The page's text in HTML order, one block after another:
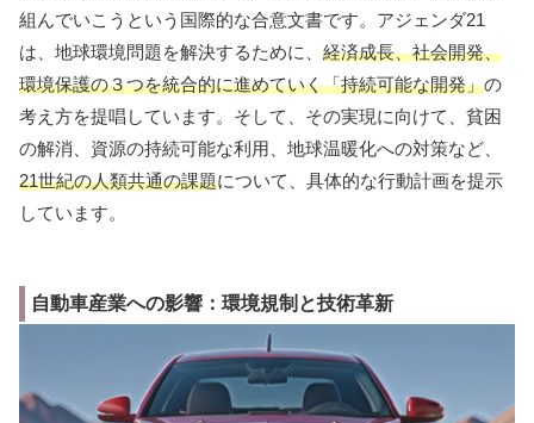
組んでいこうという国際的な合意文書です。アジェンダ21
は、地球環境問題を解決するために、 経済成長、社会開発、
環境保護の３つを統合的に進めていく「持続可能な開発」の
考え方を提唱しています。そして、その実現に向けて、貧困
の解消、資源の持続可能な利用、地球温暖化への対策など、
21世紀の人類共通の課題について、具体的な行動計画を提示
しています。
自動車産業への影響：環境規制と技術革新